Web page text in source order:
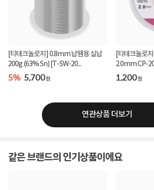
[티테크놀로지] 0.8mm 납땜용 실납
200g (63% Sn) [T-SW-20...
5% 5,700원
[티테크놀로
2.0mm CP-
1,200원
연관상품 더보기
같은 브랜드의 인기상품이에요